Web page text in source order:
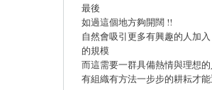
最後
如過這個地方夠開闊 !!
自然會吸引更多有興趣的人加入
的規模
而這需要一群具備熱情與理想
有組織有方法一步步的耕耘才